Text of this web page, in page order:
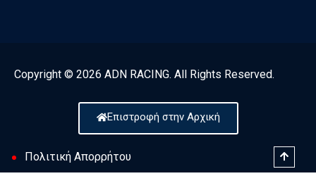
Copyright © 2026 ADN RACING. All Rights Reserved.
Επιστροφή στην Αρχική
Πολιτική Απορρήτου